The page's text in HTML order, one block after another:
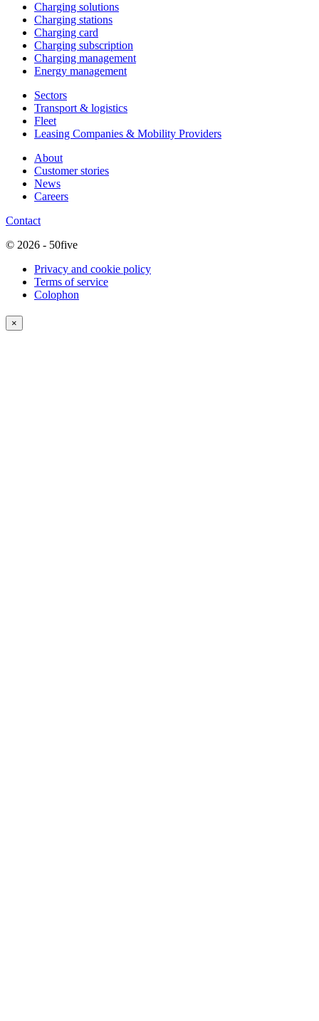
Charging solutions
Charging stations
Charging card
Charging subscription
Charging management
Energy management
Sectors
Transport & logistics
Fleet
Leasing Companies & Mobility Providers
About
Customer stories
News
Careers
Contact
© 2026 - 50five
Privacy and cookie policy
Terms of service
Colophon
×